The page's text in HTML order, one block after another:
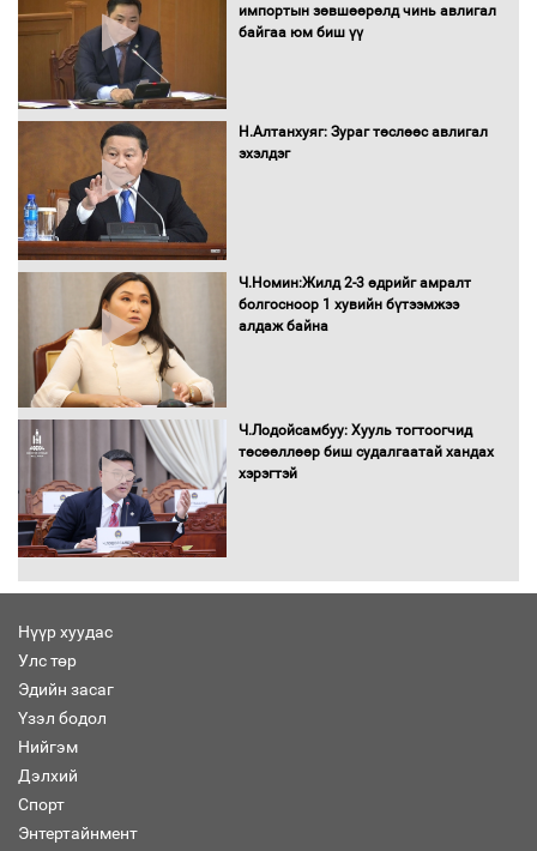
импортын зөвшөөрөлд чинь авлигал
байгаа юм биш үү
Н.Алтанхуяг: Зураг төслөөс авлигал
эхэлдэг
Ч.Номин:Жилд 2-3 өдрийг амралт
болгосноор 1 хувийн бүтээмжээ
алдаж байна
Ч.Лодойсамбуу: Хууль тогтоогчид
төсөөллөөр биш судалгаатай хандах
хэрэгтэй
Нүүр хуудас
Улс төр
Эдийн засаг
Үзэл бодол
Нийгэм
Дэлхий
Спорт
Энтертайнмент